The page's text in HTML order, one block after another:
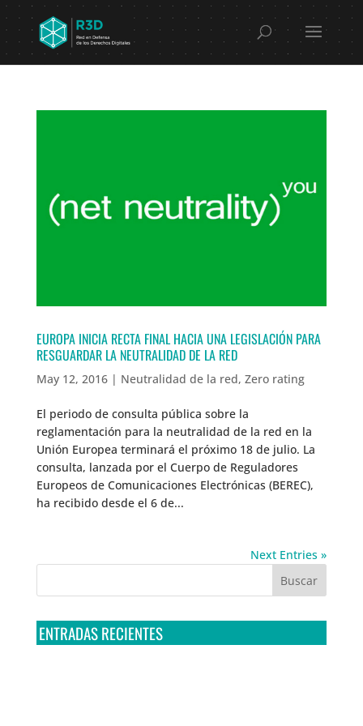
EUROPA INICIA RECTA FINAL HACIA UNA LEGISLACIÓN PARA
RESGUARDAR LA NEUTRALIDAD DE LA RED
May 12, 2016| Neutralidad de la red, Zero rating
El periodo de consulta pública sobre la
reglamentación para la neutralidad de la red en la
Unión Europea terminará el próximo 18 de julio. La
consulta, lanzada por el Cuerpo de Reguladores
Europeos de Comunicaciones Electrónicas (BEREC),
ha recibido desde el 6 de...
Next Entries »
ENTRADAS RECIENTES